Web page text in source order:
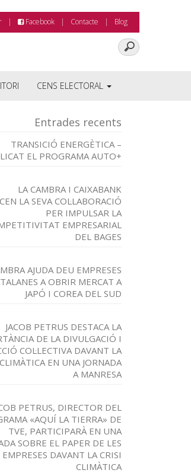
Facebook Contacte Blog
CENS ELECTORAL
Entrades recents
TRANSICIÓ ENERGÈTICA –
EL PROGRAMA AUTO+
LA CAMBRA I CAIXABANK
LA SEVA COL·LABORACIÓ
PER IMPULSAR LA
EMPRESARIAL
DEL BAGES
AJUDA DEU EMPRESES
A OBRIR MERCAT A
JAPÓ I COREA DEL SUD
JACOB PETRUS DESTACA LA
DE LA DIVULGACIÓ I
COL·LECTIVA DAVANT LA
EN UNA JORNADA
A MANRESA
PETRUS, DIRECTOR DEL
«AQUÍ LA TIERRA» DE
TVE, PARTICIPARÀ EN UNA
SOBRE EL PAPER DE LES
EMPRESES DAVANT LA CRISI
CLIMÀTICA